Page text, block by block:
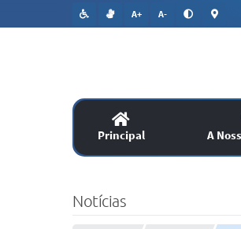
A+ A-
Principal A
Notícias